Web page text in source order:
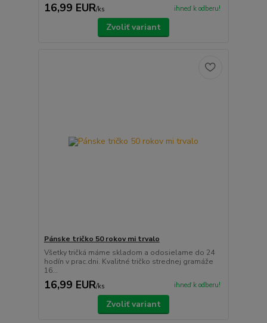
16,99 EUR/ks ihneď k odberu!
Zvoliť variant
Pánske tričko 50 rokov mi trvalo
Všetky tričká máme skladom a odosielame do 24
hodín v prac.dni. Kvalitné tričko strednej gramáže
16...
16,99 EUR/ks ihneď k odberu!
Zvoliť variant